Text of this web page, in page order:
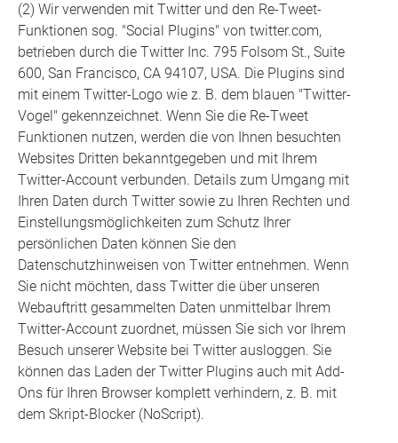
(2) Wir verwenden mit Twitter und den Re-Tweet-
Funktionen sog. "Social Plugins" von twitter.com,
betrieben durch die Twitter Inc. 795 Folsom St., Suite
600, San Francisco, CA 94107, USA. Die Plugins sind
mit einem Twitter-Logo wie z. B. dem blauen "Twitter-
Vogel" gekennzeichnet. Wenn Sie die Re-Tweet
Funktionen nutzen, werden die von Ihnen besuchten
Websites Dritten bekanntgegeben und mit Ihrem
Twitter-Account verbunden. Details zum Umgang mit
Ihren Daten durch Twitter sowie zu Ihren Rechten und
Einstellungsmöglichkeiten zum Schutz Ihrer
persönlichen Daten können Sie den
Datenschutzhinweisen von Twitter entnehmen. Wenn
Sie nicht möchten, dass Twitter die über unseren
Webauftritt gesammelten Daten unmittelbar Ihrem
Twitter-Account zuordnet, müssen Sie sich vor Ihrem
Besuch unserer Website bei Twitter ausloggen. Sie
können das Laden der Twitter Plugins auch mit Add-
Ons für Ihren Browser komplett verhindern, z. B. mit
dem Skript-Blocker (NoScript).